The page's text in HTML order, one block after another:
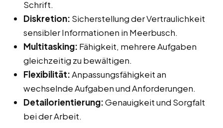
Schrift.
Diskretion: Sicherstellung der Vertraulichkeit
sensibler Informationen in Meerbusch.
Multitasking: Fähigkeit, mehrere Aufgaben
gleichzeitig zu bewältigen.
Flexibilität:Anpassungsfähigkeit an
wechselnde Aufgaben und Anforderungen.
Detailorientierung:Genauigkeit und Sorgfalt
bei der Arbeit.